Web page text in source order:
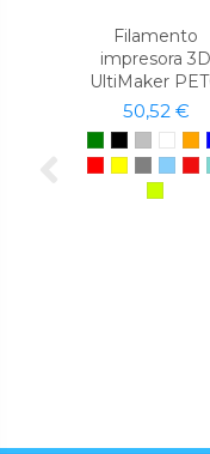
Filamento
impresora 3D
UltiMaker
50,52 €